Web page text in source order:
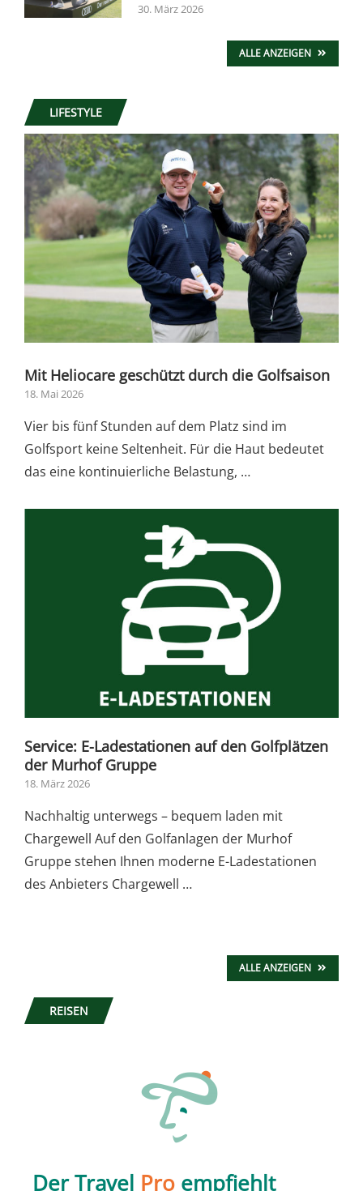
30. März 2026
ALLE ANZEIGEN
LIFESTYLE
Mit Heliocare geschützt durch die Golfsaison
18. Mai 2026
Vier bis fünf Stunden auf dem Platz sind im
Golfsport keine Seltenheit. Für die Haut bedeutet
das eine kontinuierliche Belastung, …
Service: E-Ladestationen auf den Golfplätzen
der Murhof Gruppe
18. März 2026
Nachhaltig unterwegs – bequem laden mit
Chargewell Auf den Golfanlagen der Murhof
Gruppe stehen Ihnen moderne E-Ladestationen
des Anbieters Chargewell …
ALLE ANZEIGEN
REISEN
Der Travel Pro empfiehlt